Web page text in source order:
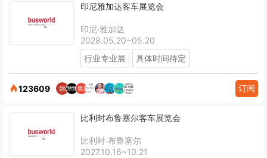
印尼雅加达客车展览会
印尼·雅加达
2028.05.20~05.20
行业专业展
具体时间待定
123609 订阅
比利时布鲁塞尔客车展览会
比利时·布鲁塞尔
2027.10.16~10.21